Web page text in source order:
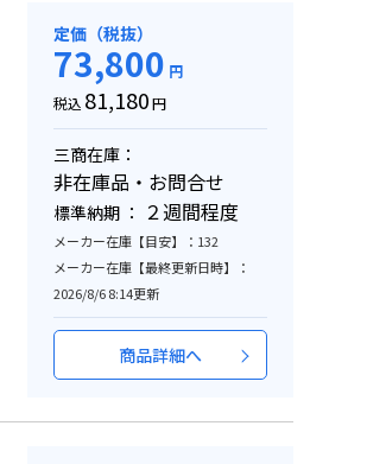
定価（税抜）
73,800 円
税込 81,180円
三商在庫：
非在庫品・お問合せ
標準納期 ： ２週間程度
メーカー在庫【目安】：132
メーカー在庫【最終更新日時】：
2026/8/6 8:14更新
商品詳細へ